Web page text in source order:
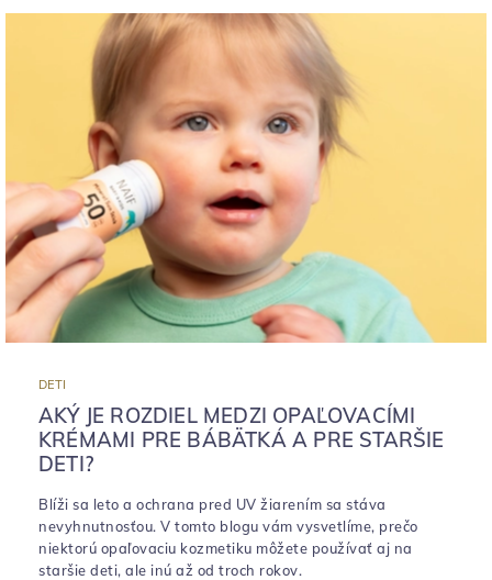
DETI
AKÝ JE ROZDIEL MEDZI OPAĽOVACÍMI
KRÉMAMI PRE BÁBÄTKÁ A PRE STARŠIE
DETI?
Blíži sa leto a ochrana pred UV žiarením sa stáva
nevyhnutnosťou. V tomto blogu vám vysvetlíme, prečo
niektorú opaľovaciu kozmetiku môžete používať aj na
staršie deti, ale inú až od troch rokov.